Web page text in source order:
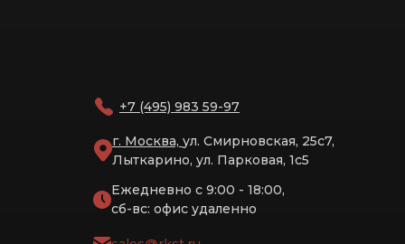
г. Москва, ул. Смирновская, 25с7,
Лыткарино, ул. Парковая, 1с5
Ежедневно с 9:00 - 18:00,
сб-вс: офис удаленно
+7 (495) 983 59-97